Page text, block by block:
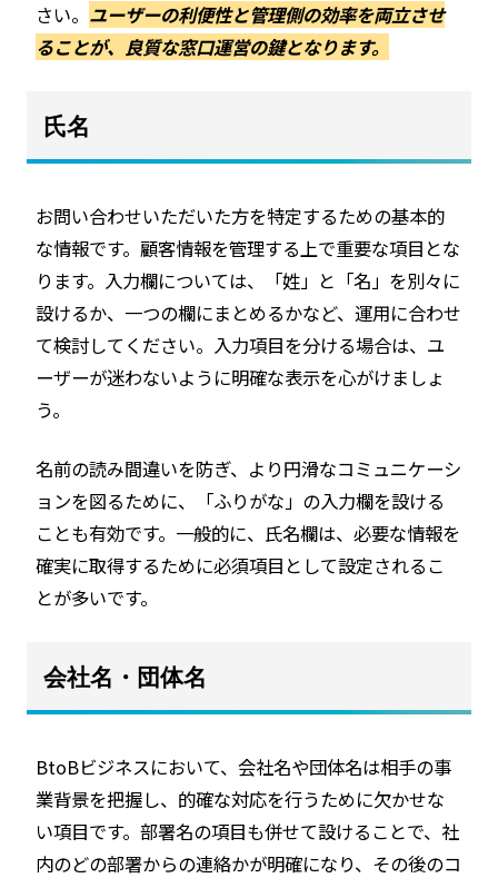
さい。 ユーザーの利便性と管理側の効率を両立させ
ることが、良質な窓口運営の鍵となります。
氏名
お問い合わせいただいた方を特定するための基本的
な情報です。顧客情報を管理する上で重要な項目とな
ります。入力欄については、「姓」と「名」を別々に
設けるか、一つの欄にまとめるかなど、運用に合わせ
て検討してください。入力項目を分ける場合は、ユ
ーザーが迷わないように明確な表示を心がけましょ
う。
名前の読み間違いを防ぎ、より円滑なコミュニケーシ
ョンを図るために、「ふりがな」の入力欄を設ける
ことも有効です。一般的に、氏名欄は、必要な情報を
確実に取得するために必須項目として設定されるこ
とが多いです。
会社名・団体名
BtoBビジネスにおいて、会社名や団体名は相手の事
業背景を把握し、的確な対応を行うために欠かせな
い項目です。部署名の項目も併せて設けることで、社
内のどの部署からの連絡かが明確になり、その後のコ